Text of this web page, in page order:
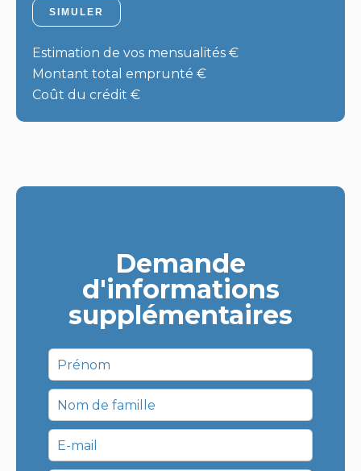
SIMULER
Estimation de vos mensualités €
Montant total emprunté €
Coût du crédit €
Demande
d'informations
supplémentaires